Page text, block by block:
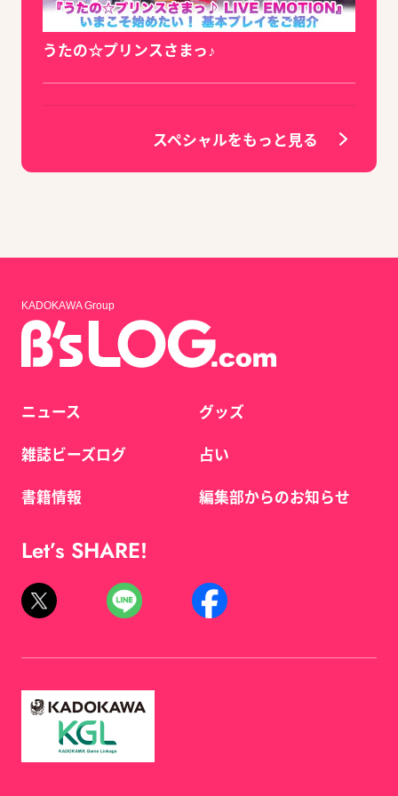
うたの☆プリンスさまっ♪
スペシャルをもっと見る
KADOKAWA Group
ニュース
雑誌ビーズログ
書籍情報
グッズ
占い
編集部からのお知らせ
Let’s SHARE!